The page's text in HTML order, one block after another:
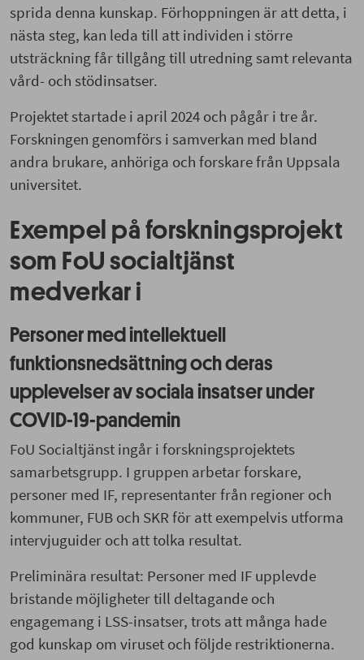
sprida denna kunskap. Förhoppningen är att detta, i
nästa steg, kan leda till att individen i större
utsträckning får tillgång till utredning samt relevanta
vård- och stödinsatser.
Projektet startade i april 2024 och pågår i tre år.
Forskningen genomförs i samverkan med bland
andra brukare, anhöriga och forskare från Uppsala
universitet.
Exempel på forskningsprojekt
som FoU socialtjänst
medverkar i
Personer med intellektuell
funktionsnedsättning och deras
upplevelser av sociala insatser under
COVID-19-pandemin
FoU Socialtjänst ingår i forskningsprojektets
samarbetsgrupp. I gruppen arbetar forskare,
personer med IF, representanter från regioner och
kommuner, FUB och SKR för att exempelvis utforma
intervjuguider och att tolka resultat.
Preliminära resultat: Personer med IF upplevde
bristande möjligheter till deltagande och
engagemang i LSS-insatser, trots att många hade
god kunskap om viruset och följde restriktionerna.